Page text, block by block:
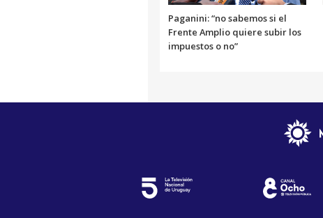
Paganini: “no sabemos si el
Frente Amplio quiere subir los
impuestos o no”